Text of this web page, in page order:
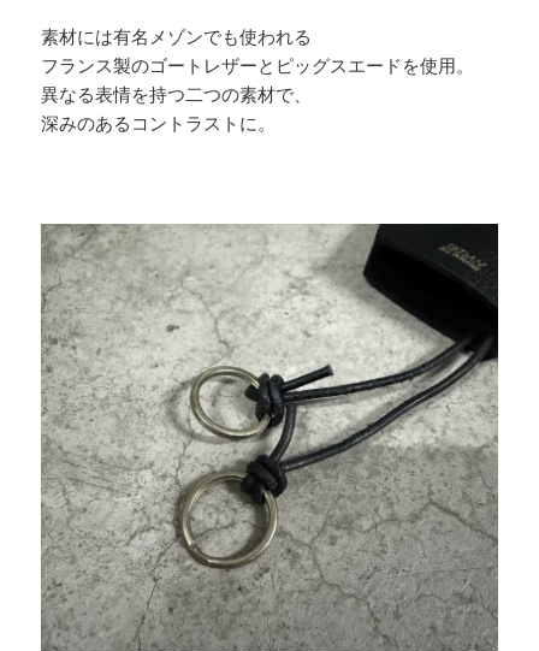
素材には有名メゾンでも使われる
フランス製のゴートレザーとピッグスエードを使用。
異なる表情を持つ二つの素材で、
深みのあるコントラストに。